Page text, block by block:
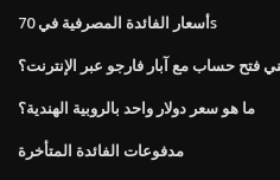
أسعار الفائدة المصرفية في 70s
فتح حساب مع آبار فارجو عبر الإنترنت؟
ما هو سعر دولار واحد بالروبية الهندية؟
مدفوعات الفائدة المتأخرة